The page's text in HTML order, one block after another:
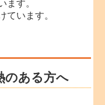
ます。
ています。
のある方へ